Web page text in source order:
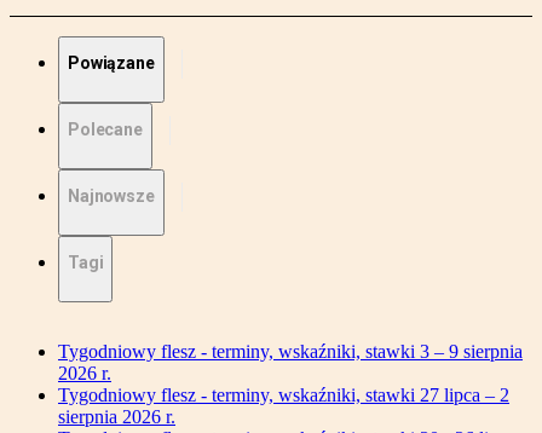
Powiązane
Polecane
Najnowsze
Tagi
Tygodniowy flesz - terminy, wskaźniki, stawki 3 – 9 sierpnia
2026 r.
Tygodniowy flesz - terminy, wskaźniki, stawki 27 lipca – 2
sierpnia 2026 r.